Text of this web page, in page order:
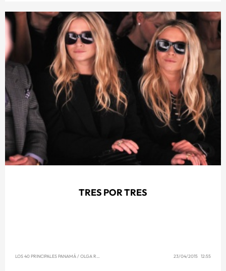
TRES POR TRES
LOS 40 PRINCIPALES PANAMÁ/ OLGA REYNA 23/04/2015 12:55